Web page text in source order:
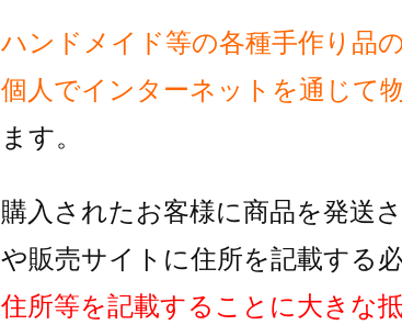
ハンドメイド等の各種手作り品
個人でインターネットを通じて
ます。
購入されたお客様に商品を発送
や販売サイトに住所を記載する
住所等を記載することに大きな